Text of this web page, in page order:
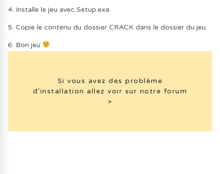
4. Installe le jeu avec Setup.exe.
5. Copie le contenu du dossier CRACK dans le dossier du jeu.
6. Bon jeu
Si vous avez des problème
d’installation allez voir sur notre forum
>